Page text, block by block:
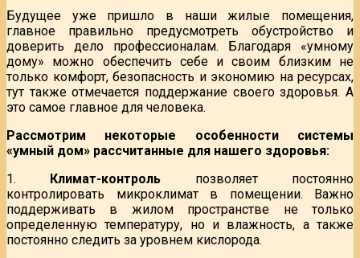
Будущее уже пришло в наши жилые помещения,
главное правильно предусмотреть обустройство и
доверить дело профессионалам. Благодаря «умному
дому» можно обеспечить себе и своим близким не
только комфорт, безопасность и экономию на ресурсах,
тут также отмечается поддержание своего здоровья. А
это самое главное для человека.
Рассмотрим некоторые особенности системы
«умный дом» рассчитанные для нашего здоровья:
1. Климат-контроль позволяет постоянно
контролировать микроклимат в помещении. Важно
поддерживать в жилом пространстве не только
определенную температуру, но и влажность, а также
постоянно следить за уровнем кислорода.